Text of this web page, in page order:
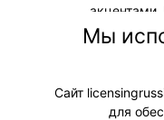
акцентами
«Котенок
Мы
Сайт
для